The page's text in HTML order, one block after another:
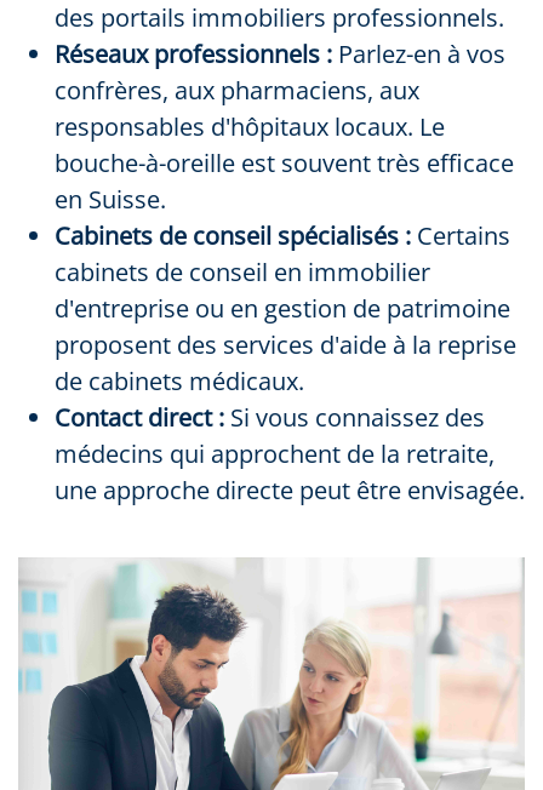
des portails immobiliers professionnels.
Réseaux professionnels : Parlez-en à vos
confrères, aux pharmaciens, aux
responsables d'hôpitaux locaux. Le
bouche-à-oreille est souvent très efficace
en Suisse.
Cabinets de conseil spécialisés : Certains
cabinets de conseil en immobilier
d'entreprise ou en gestion de patrimoine
proposent des services d'aide à la reprise
de cabinets médicaux.
Contact direct : Si vous connaissez des
médecins qui approchent de la retraite,
une approche directe peut être envisagée.